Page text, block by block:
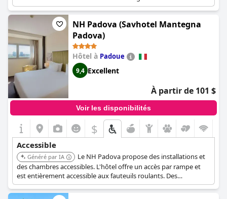
aides visuelles comme le Braille et des panneaux en relief. Les
caractéristiques des chambres accessibles incluent des cordons
d'urgence dans la salle de bain, des toilettes plus hautes, des
toilettes avec barres d'appui, des barres d'appui près des
toilettes et des sièges de toilettes surélevés. Un ascenseur
permet d'accéder aux étages supérieurs, et un parking
accessible est disponible.
NH Padova (Savhotel Mantegna
Padova)
Hôtel à Padoue
9,4 Excellent
À partir de 101 $
Voir les disponibilités
$
Accessible
Généré par IA
Le NH Padova propose des installations et
des chambres accessibles. L'hôtel offre un accès par rampe et
est entièrement accessible aux fauteuils roulants. Des
ascenseurs accessibles sont disponibles pour faciliter les
déplacements entre les étages, et un parking accessible est